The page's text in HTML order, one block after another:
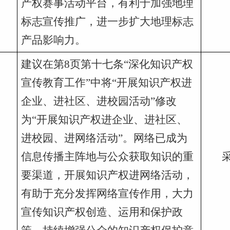
产权赛事活动平台，有利于加强地理
标志宣传推广，进一步扩大地理标志
产品影响力。
建议在第8页第十七条“深化知识产权
宣传教育工作”中将“开展知识产权进
企业、进社区、进校园活动”修改
为“开展知识产权进企业、进社区、
进校园、进网络活动”。网络已成为
信息传播主阵地与公众获取知识的重
要渠道，开展知识产权进网络活动，
有助于充分发挥网络宣传作用，大力
宣传知识产权创造、运用和保护政